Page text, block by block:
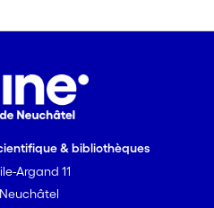
& bibliothèques
Argand 11